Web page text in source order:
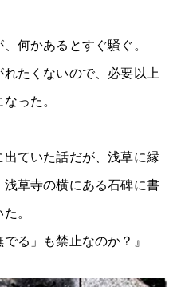
何かあるとすぐ騒ぐ。
たくないので、必要以上
った。
ていた話だが、浅草に縁
草寺の横にある石碑に書
。
る」も禁止なのか？』